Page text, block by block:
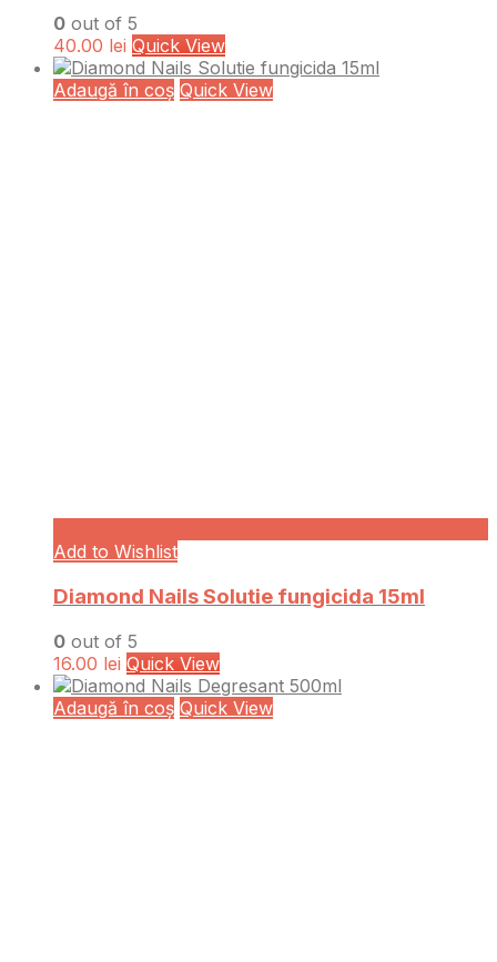
0 out of 5
40.00 lei Quick View
Adaugă în coș Quick View
Add to Wishlist
Diamond Nails Solutie fungicida 15ml
0 out of 5
16.00 lei Quick View
Adaugă în coș Quick View